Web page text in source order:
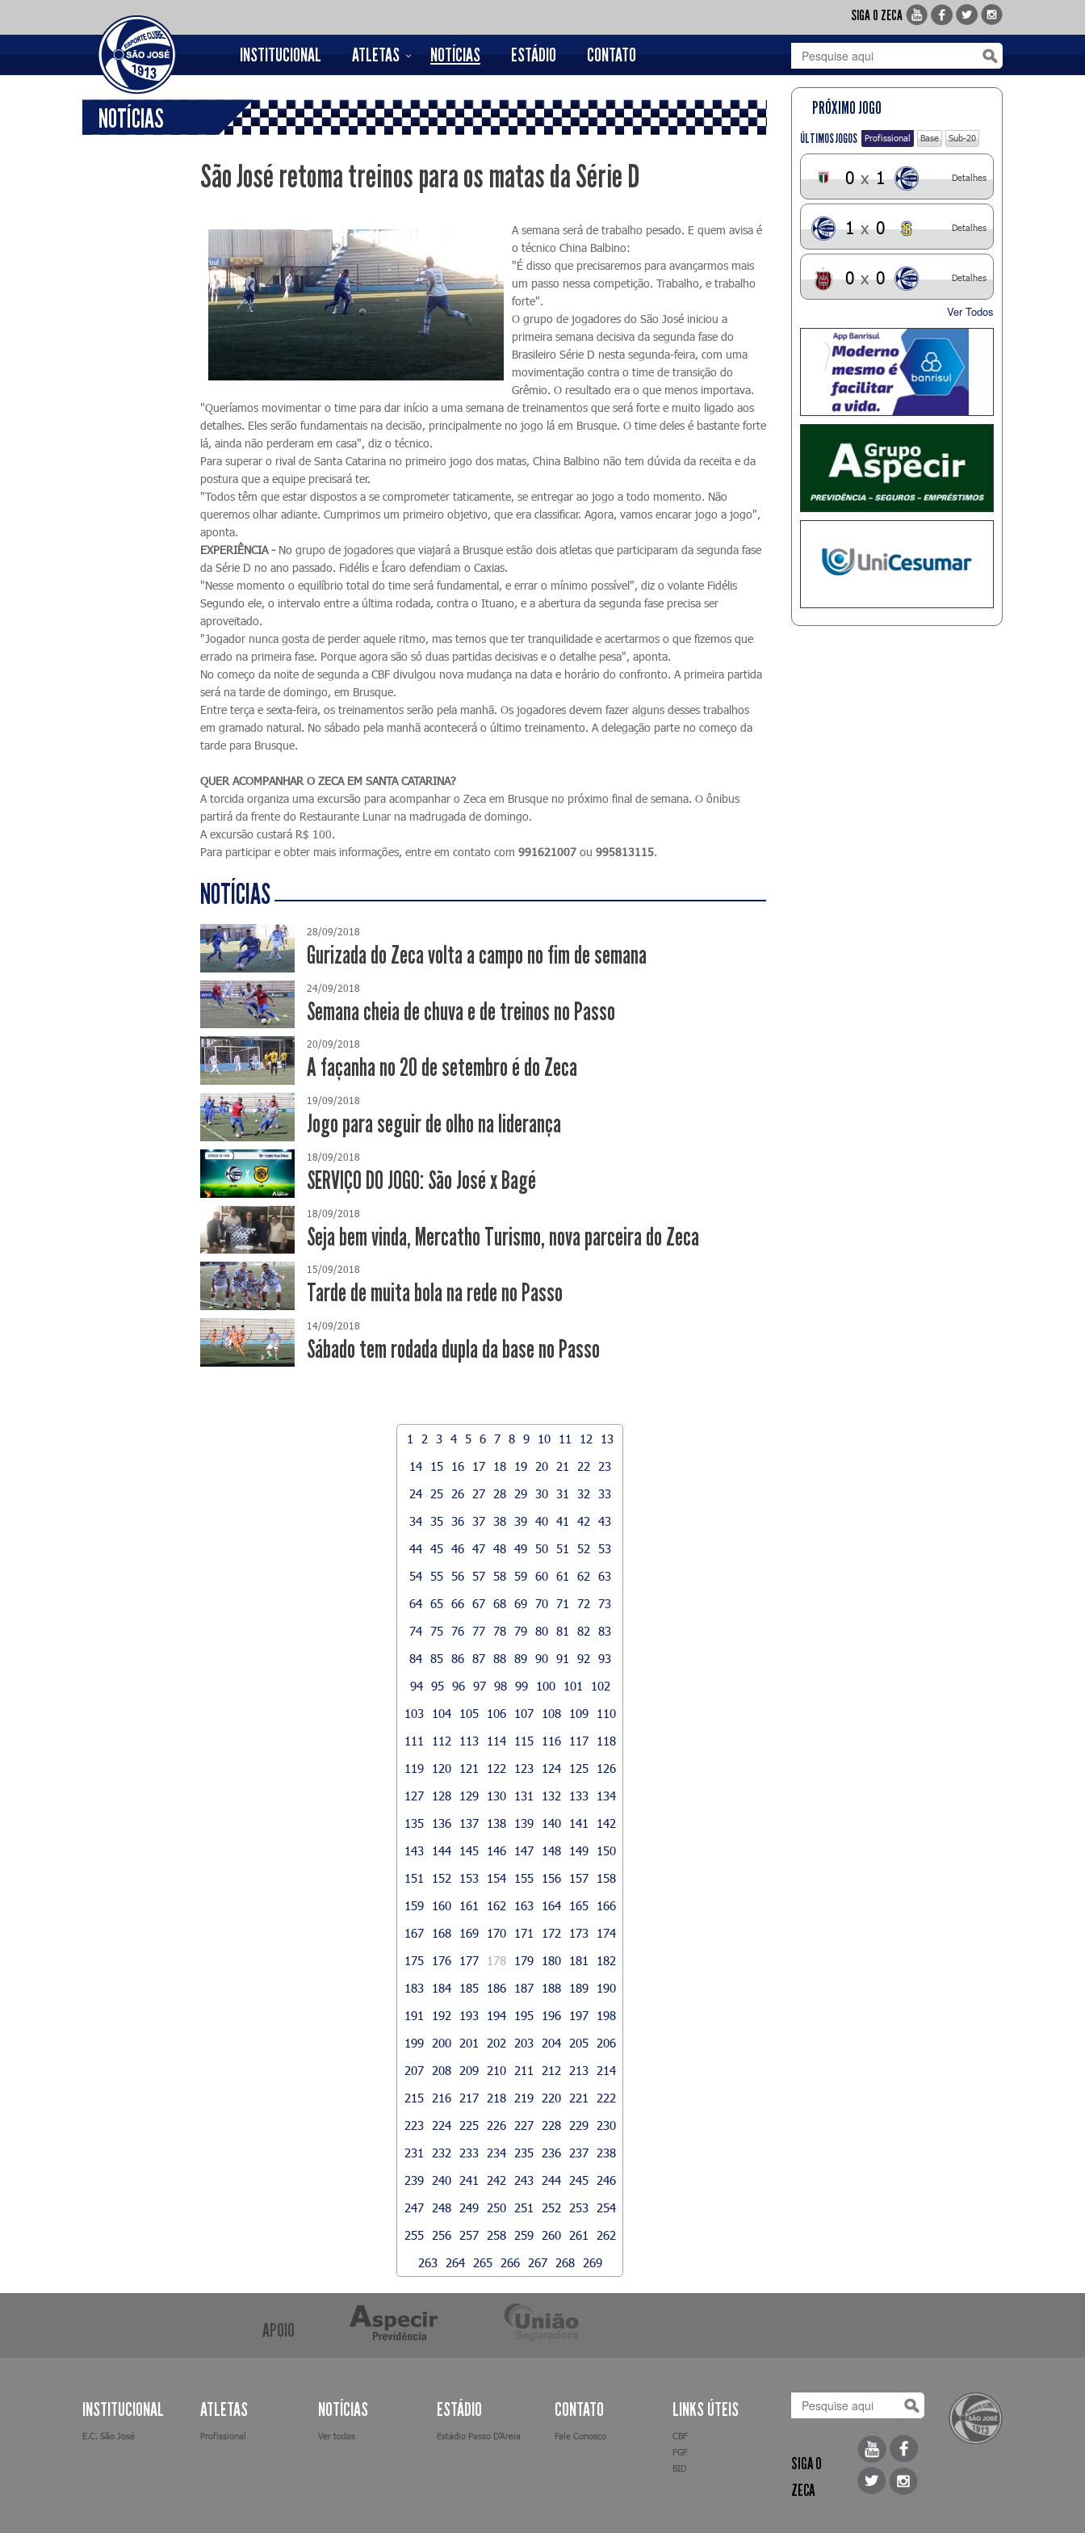
SIGA O ZECA
INSTITUCIONAL ATLETAS NOTÍCIAS ESTÁDIO CONTATO
NOTÍCIAS
São José retoma treinos para os matas da Série D
A semana será de trabalho pesado. E quem avisa é
o técnico China Balbino:
"É disso que precisaremos para avançarmos mais
um passo nessa competição. Trabalho, e trabalho
forte".
O grupo de jogadores do São José iniciou a
primeira semana decisiva da segunda fase do
Brasileiro Série D nesta segunda-feira, com uma
movimentação contra o time de transição do
Grêmio. O resultado era o que menos importava.
"Queríamos movimentar o time para dar início a uma semana de treinamentos que será forte e muito ligado aos
detalhes. Eles serão fundamentais na decisão, principalmente no jogo lá em Brusque. O time deles é bastante forte
lá, ainda não perderam em casa", diz o técnico.
Para superar o rival de Santa Catarina no primeiro jogo dos matas, China Balbino não tem dúvida da receita e da
postura que a equipe precisará ter.
"Todos têm que estar dispostos a se comprometer taticamente, se entregar ao jogo a todo momento. Não
queremos olhar adiante. Cumprimos um primeiro objetivo, que era classificar. Agora, vamos encarar jogo a jogo",
aponta.
EXPERIÊNCIA - No grupo de jogadores que viajará a Brusque estão dois atletas que participaram da segunda fase
da Série D no ano passado. Fidélis e Ícaro defendiam o Caxias.
"Nesse momento o equilíbrio total do time será fundamental, e errar o mínimo possível", diz o volante Fidélis
Segundo ele, o intervalo entre a última rodada, contra o Ituano, e a abertura da segunda fase precisa ser
aproveitado.
"Jogador nunca gosta de perder aquele ritmo, mas temos que ter tranquilidade e acertarmos o que fizemos que
errado na primeira fase. Porque agora são só duas partidas decisivas e o detalhe pesa", aponta.
No começo da noite de segunda a CBF divulgou nova mudança na data e horário do confronto. A primeira partida
será na tarde de domingo, em Brusque.
Entre terça e sexta-feira, os treinamentos serão pela manhã. Os jogadores devem fazer alguns desses trabalhos
em gramado natural. No sábado pela manhã acontecerá o último treinamento. A delegação parte no começo da
tarde para Brusque.
QUER ACOMPANHAR O ZECA EM SANTA CATARINA?
A torcida organiza uma excursão para acompanhar o Zeca em Brusque no próximo final de semana. O ônibus
partirá da frente do Restaurante Lunar na madrugada de domingo.
A excursão custará R$ 100.
Para participar e obter mais informações, entre em contato com991621007 ou995813115.
NOTÍCIAS
28/09/2018
Gurizada do Zeca volta a campo no fim de semana
24/09/2018
Semana cheia de chuva e de treinos no Passo
20/09/2018
A façanha no 20 de setembro é do Zeca
19/09/2018
Jogo para seguir de olho na liderança
18/09/2018
SERVIÇO DO JOGO: São José x Bagé
18/09/2018
Seja bem vinda, Mercatho Turismo, nova parceira do Zeca
15/09/2018
Tarde de muita bola na rede no Passo
14/09/2018
Sábado tem rodada dupla da base no Passo
1 2 3 4 5 6 7 8 9 10 11 12
13
14
15 16 17 18 19 20 21 22
23
24
25 26 27 28 29 30 31 32
33
34 35 36 37 38 39 40 41 42
43
44 45 46 47 48 49 50 51 52
53
54 55 56 57 58 59 60 61 62
63
64 65 66 67 68 69 70 71 72
73
74 75 76 77 78 79 80 81 82
83
84 85 86 87 88 89 90 91 92
93
94 95 96 97 98 99 100 101
102
103
104 105 106 107 108 109
110
111
112 113 114 115 116 117
118
119
120 121 122 123 124 125
126
127
128 129 130 131 132 133
134
135
136 137 138 139 140 141
142
143
144 145 146 147 148 149
150
151
152 153 154 155 156 157
158
159
160 161 162 163 164 165
166
167
168 169 170 171 172 173
174
175
176 177 178 179 180 181
182
183
184 185 186 187 188 189
190
191
192 193 194 195 196 197
198
199
200 201 202 203 204 205
206
207
208 209 210 211 212 213
214
215
216 217 218 219 220 221
222
223
224 225 226 227 228 229
230
231
232 233 234 235 236 237
238
239
240 241 242 243 244 245
246
247
248 249 250 251 252 253
254
255
256 257 258 259 260 261
262
263
264 265 266 267 268 269
PRÓXIMO JOGO
ÚLTIMOS JOGOS Profissional Base Sub-20
0 x 1 Detalhes
1 x 0 Detalhes
0 x 0 Detalhes
Ver Todos
APOIO
INSTITUCIONAL
E.C. São José
ATLETAS
Profissional
NOTÍCIAS
Ver todas
ESTÁDIO
Estádio Passo D’Areia
CONTATO
Fale Conosco
LINKS ÚTEIS
CBF
FGF
BID
SIGA O
ZECA